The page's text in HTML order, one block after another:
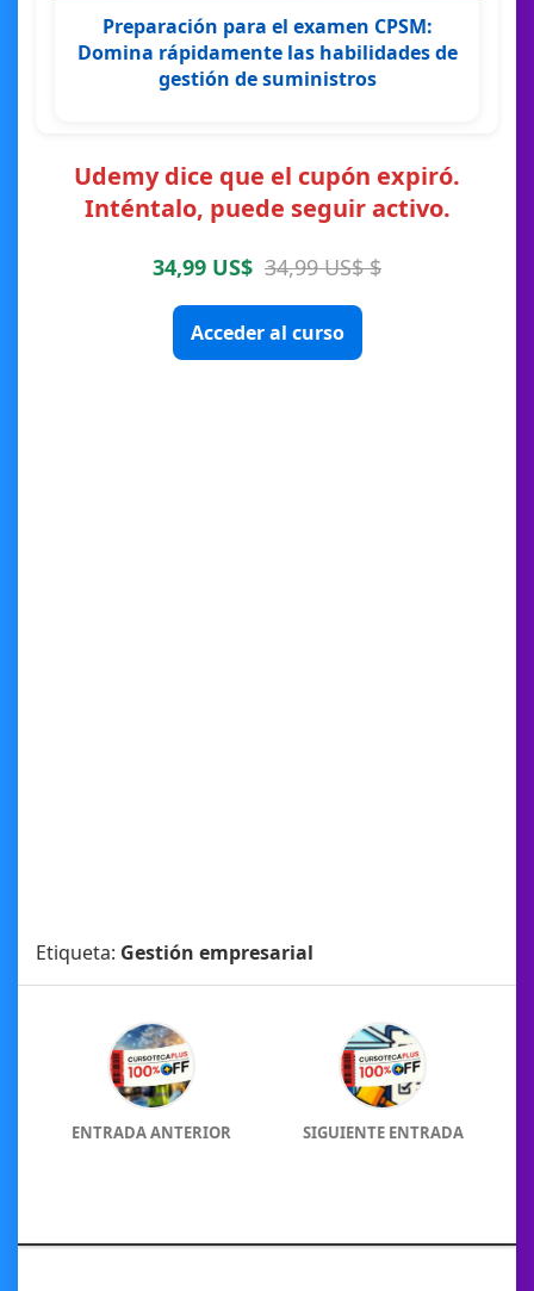
Preparación para el examen CPSM:
Domina rápidamente las habilidades de
gestión de suministros
Udemy dice que el cupón expiró.
Inténtalo, puede seguir activo.
34,99 US$ 34,99 US$ $
Acceder al curso
Etiqueta: Gestión empresarial
ENTRADA ANTERIOR SIGUIENTE ENTRADA